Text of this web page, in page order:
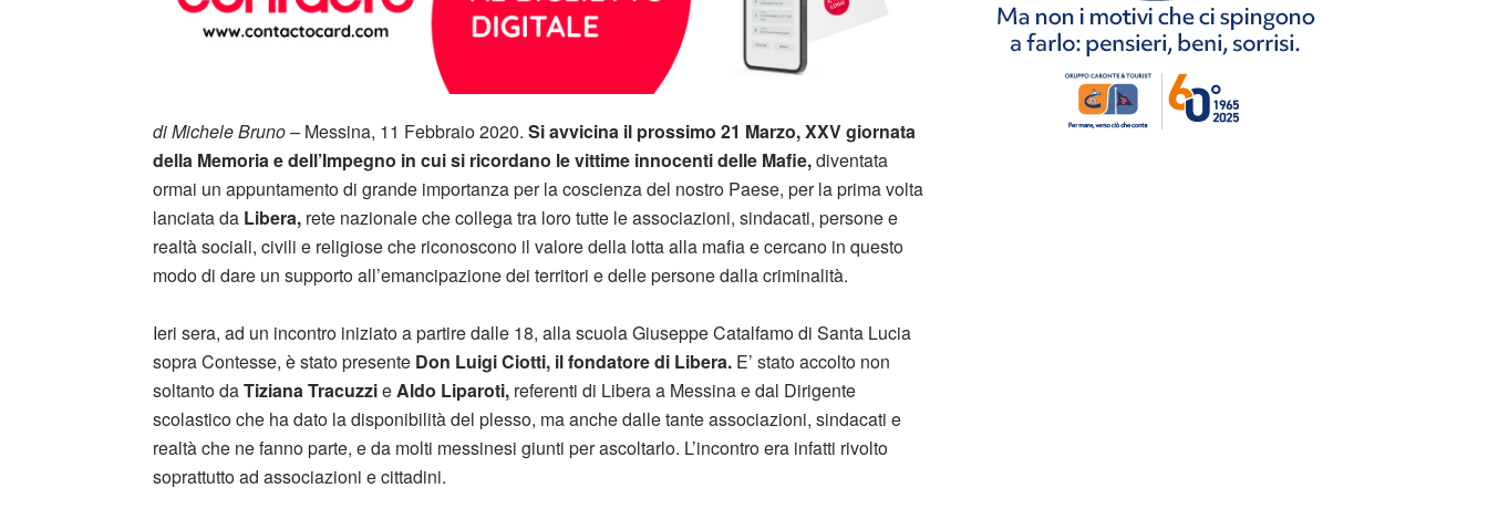
di Michele Bruno –Messina, 11 Febbraio 2020. Si avvicina il prossimo 21 Marzo, XXV giornata
della Memoria e dell’Impegno in cui si ricordano le vittime innocenti delle Mafie,diventata
ormai un appuntamento di grande importanza per la coscienza del nostro Paese, per la prima volta
lanciata da Libera, rete nazionale che collega tra loro tutte le associazioni, sindacati, persone e
realtà sociali, civili e religiose che riconoscono il valore della lotta alla mafia e cercano in questo
modo di dare un supporto all’emancipazione dei territori e delle persone dalla criminalità.
Ieri sera, ad un incontro iniziato a partire dalle 18, alla scuola Giuseppe Catalfamo di Santa Lucia
sopra Contesse, è stato presente Don Luigi Ciotti, il fondatore di Libera. E’ stato accolto non
soltanto daTiziana Tracuzzie Aldo Liparoti, referenti di Libera a Messina e dal Dirigente
scolastico che ha dato la disponibilità del plesso, ma anche dalle tante associazioni, sindacati e
realtà che ne fanno parte, e da molti messinesi giunti per ascoltarlo. L’incontro era infatti rivolto
soprattutto ad associazioni e cittadini.